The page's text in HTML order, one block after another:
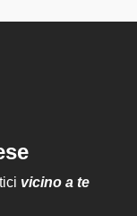
vicino a te